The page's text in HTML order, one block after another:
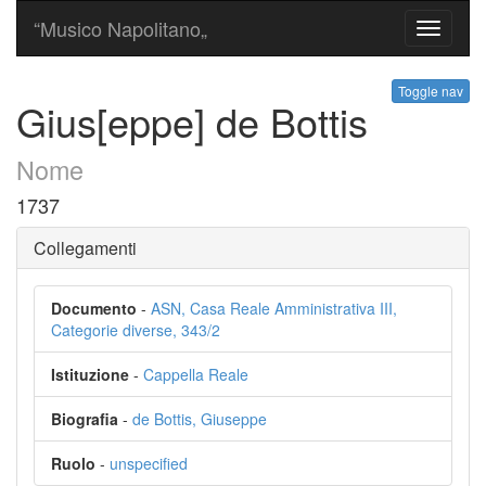
Toggle
“Musico Napolitano„
Toggle nav
Gius[eppe] de Bottis
Nome
1737
Collegamenti
Documento - ASN, Casa Reale Amministrativa III,
Categorie diverse, 343/2
Istituzione - Cappella Reale
Biografia - de Bottis, Giuseppe
Ruolo - unspecified